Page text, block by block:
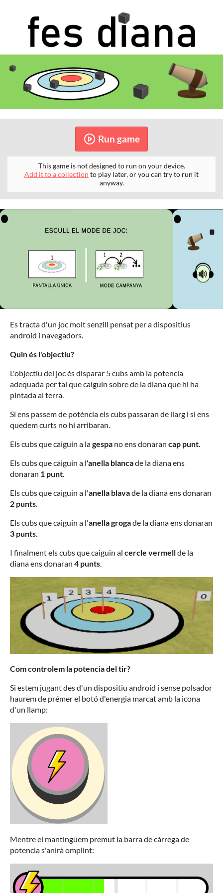
Run game
This game is not designed to run on your device.
Add it to a collection to play later, or you can try to run it
anyway.
Es tracta d'un joc molt senzill pensat per a dispositius
android i navegadors.
Quin és l'objectiu?
L'objectiu del joc és disparar 5 cubs amb la potencia
adequada per tal que caiguin sobre de la diana que hi ha
pintada al terra.
Si ens passem de potència els cubs passaran de llarg i si ens
quedem curts no hi arribaran.
Els cubs que caiguin a lagespa no ens donaran cap punt.
Els cubs que caiguin a l'anella blancade la diana ens
donaran 1 punt.
Els cubs que caiguin a l'anella blavade la diana ens donaran
2 punts.
Els cubs que caiguin a l'anella grogade la diana ens donaran
3 punts.
I finalment els cubs que caiguin al cercle vermellde la
diana ens donaran 4 punts.
Com controlem la potencia del tir?
Si estem jugant des d'un dispositiu android i sense polsador
haurem de prémer el botó d'energia marcat amb la icona
d'un llamp:
Mentre el mantinguem premut la barra de càrrega de
potencia s'anirà omplint: